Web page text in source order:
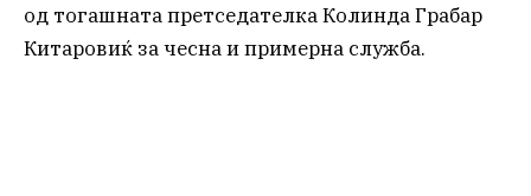
од тогашната претседателка Колинда Грабар
Китаровиќ за чесна и примерна служба.